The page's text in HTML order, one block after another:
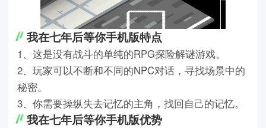
我在七年后等你手机版特点
1、这是没有战斗的单纯的RPG探险解谜游戏。
2、玩家可以不断和不同的NPC对话，寻找场景中的
秘密。
3、你需要操纵失去记忆的主角，找回自己的记忆。
我在七年后等你手机版优势